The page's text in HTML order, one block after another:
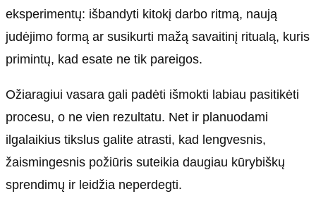
eksperimentų: išbandyti kitokį darbo ritmą, naują
judėjimo formą ar susikurti mažą savaitinį ritualą, kuris
primintų, kad esate ne tik pareigos.
Ožiaragiui vasara gali padėti išmokti labiau pasitikėti
procesu, o ne vien rezultatu. Net ir planuodami
ilgalaikius tikslus galite atrasti, kad lengvesnis,
žaismingesnis požiūris suteikia daugiau kūrybiškų
sprendimų ir leidžia neperdegti.